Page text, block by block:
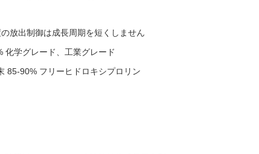
放出制御は成長周期を短くしません
化学グレード、工業グレード
85-90% フリーヒドロキシプロリン